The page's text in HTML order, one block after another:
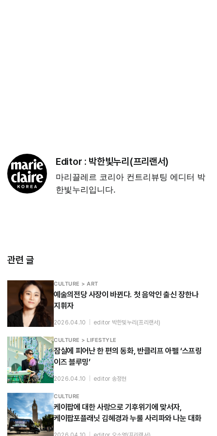
Editor : 박한빛누리(프리랜서)
마리끌레르 코리아 컨트리뷰팅 에디터 박
한빛누리입니다.
관련 글
CULTURE > ART
예술의전당 사장이 바뀐다. 첫 음악인 출신 장한나
지휘자
2026.04.10 editor 박한빛누리(프리랜서)
CULTURE > LIFESTYLE
잠실에 피어난 한 편의 동화, 반클리프 아펠 ‘스프링
이즈 블루밍’
2026.04.10 editor 송정현
CULTURE
케이팝에 대한 사랑으로 기후위기에 맞서자,
케이팝포플래닛 김혜경과 누룰 사리파와 나눈 대화